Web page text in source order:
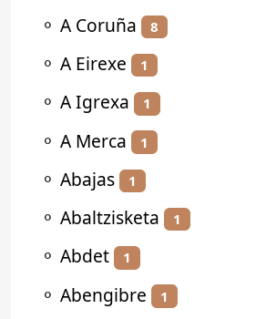
⚬ A Coruña 8
⚬ A Eirexe 1
⚬ A Igrexa 1
⚬ A Merca 1
⚬ Abajas 1
⚬ Abaltzisketa 1
⚬ Abdet 1
⚬ Abengibre 1